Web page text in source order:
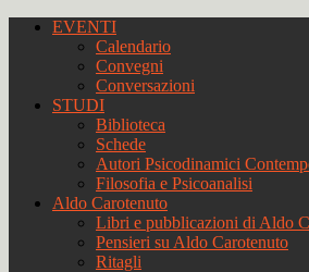
EVENTI
Calendario
Convegni
Conversazioni
STUDI
Biblioteca
Schede
Autori Psicodinamici
Filosofia e Psicoanalisi
Aldo Carotenuto
Libri e pubblicazioni di Aldo
Pensieri su Aldo Carotenuto
Ritagli